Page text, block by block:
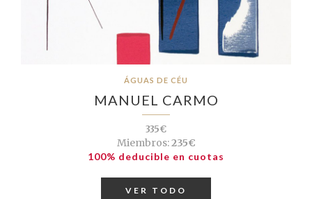
ÁGUAS DE CÉU
MANUEL CARMO
335€
Miembros:235€
100% deducible en cuotas
VER TODO